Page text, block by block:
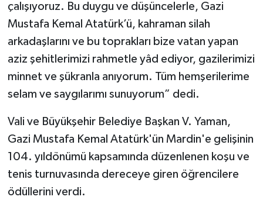
çalışıyoruz. Bu duygu ve düşüncelerle, Gazi
Mustafa Kemal Atatürk’ü, kahraman silah
arkadaşlarını ve bu toprakları bize vatan yapan
aziz şehitlerimizi rahmetle yâd ediyor, gazilerimizi
minnet ve şükranla anıyorum. Tüm hemşerilerime
selam ve saygılarımı sunuyorum” dedi.
Vali ve Büyükşehir Belediye Başkan V. Yaman,
Gazi Mustafa Kemal Atatürk'ün Mardin'e gelişinin
104. yıldönümü kapsamında düzenlenen koşu ve
tenis turnuvasında dereceye giren öğrencilere
ödüllerini verdi.